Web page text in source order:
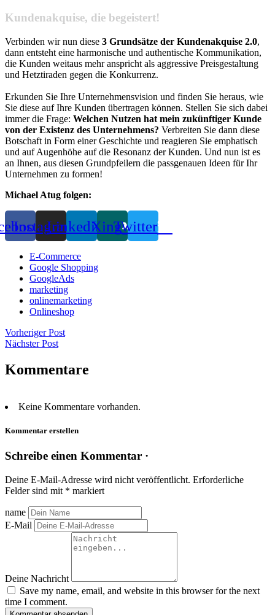
Kundenakquise, die begeistert!
Verbinden wir nun diese 3 Grundsätze der Kundenakquise 2.0,
dann entsteht eine harmonische und authentische Kommunikation,
die Kunden weitaus mehr anspricht als aggressive Preisgestaltung
und Hetztiraden gegen die Konkurrenz.
Erkunden Sie Ihre Unternehmensvision und finden Sie heraus, wie
Sie diese auf Ihre Kunden übertragen können. Stellen Sie sich dabei
immer die Frage: Welchen Nutzen hat mein zukünftiger Kunde
von der Existenz des Unternehmens? Verbreiten Sie dann diese
Botschaft in Form einer Geschichte und reagieren Sie emphatisch
und auf Augenhöhe auf die Resonanz der Kunden. Und nun ist es
an Ihnen, aus diesen Grundpfeilern die passgenauen Ideen für Ihr
Unternehmen zu formen!
Michael Atug folgen:
InstagramLinkedinXingTwitter
E-Commerce
Google Shopping
GoogleAds
marketing
onlinemarketing
Onlineshop
Vorheriger Post
Nächster Post
Kommentare
Keine Kommentare vorhanden.
Kommentar erstellen
Schreibe einen Kommentar ·
Deine E-Mail-Adresse wird nicht veröffentlicht. Erforderliche
Felder sind mit * markiert
name
E-Mail
Deine Nachricht
Save my name, email, and website in this browser for the next
time I comment.